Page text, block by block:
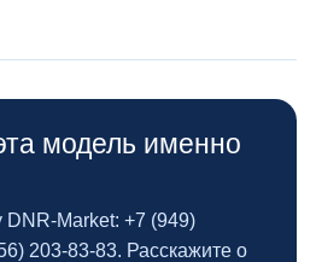
модель именно
DNR‑Market: +7 (949)
203‑83‑83. Расскажите о